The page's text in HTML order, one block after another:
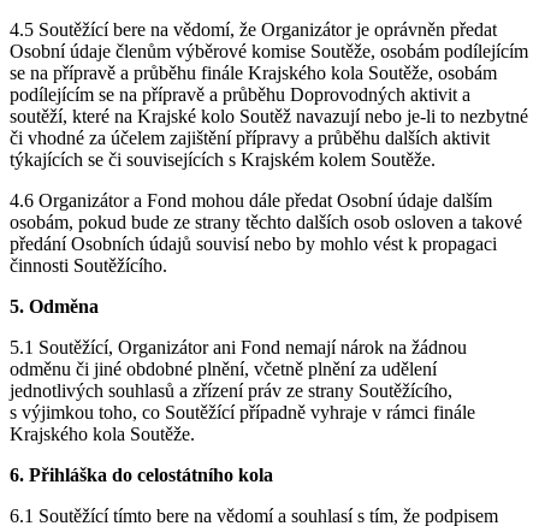
4.5 Soutěžící bere na vědomí, že Organizátor je oprávněn předat
Osobní údaje členům výběrové komise Soutěže, osobám podílejícím
se na přípravě a průběhu finále Krajského kola Soutěže, osobám
podílejícím se na přípravě a průběhu Doprovodných aktivit a
soutěží, které na Krajské kolo Soutěž navazují nebo je-li to nezbytné
či vhodné za účelem zajištění přípravy a průběhu dalších aktivit
týkajících se či souvisejících s Krajském kolem Soutěže.
4.6 Organizátor a Fond mohou dále předat Osobní údaje dalším
osobám, pokud bude ze strany těchto dalších osob osloven a takové
předání Osobních údajů souvisí nebo by mohlo vést k propagaci
činnosti Soutěžícího.
5. Odměna
5.1 Soutěžící, Organizátor ani Fond nemají nárok na žádnou
odměnu či jiné obdobné plnění, včetně plnění za udělení
jednotlivých souhlasů a zřízení práv ze strany Soutěžícího,
s výjimkou toho, co Soutěžící případně vyhraje v rámci finále
Krajského kola Soutěže.
6. Přihláška do celostátního kola
6.1 Soutěžící tímto bere na vědomí a souhlasí s tím, že podpisem